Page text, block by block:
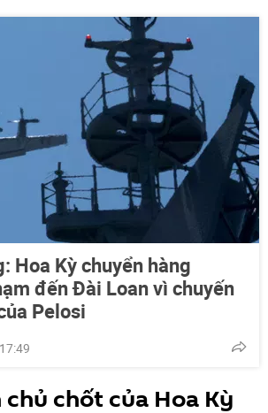
Hoa Kỳ chuyển hàng
đến Đài Loan vì chuyến
Pelosi
chốt của Hoa Kỳ